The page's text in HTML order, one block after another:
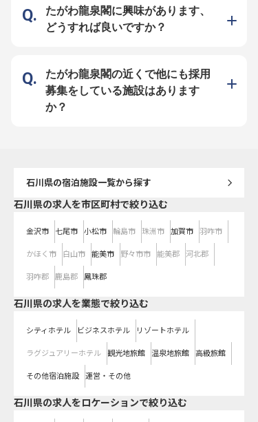
【温かい仲間と成長できる職場環
境】 新しい料理のアイデアを試食
会で提案し、皆で意見を出し合いな
がらより良いものへと高めていく、
も完備しており、新しい環境でのス
タートも安心。 月10,000円で快適
な生活を送りながら、和食の道を極
めていきませんか。 ※2026年03月
06日時点の情報です
大切な役割を担い、あなたの細やか
な気配りが光る場所です。 ーー
【安心して長く働ける充実のサポー
ト体制】 月給207,900円からスター
通勤も便利で、新生活を安心して始
められます。 残業は月平均3時間と
少なく、プライベートの時間も大切
にできます。 さらに、産前産後・
して、お
たがわ龍泉閣に興味があります、
どうすれば良いですか？
たがわ龍泉閣の近くで他にも採用
募集をしている施設はあります
か？
石川県の宿泊施設一覧から探す
石川県の求人を市区町村で絞り込む
金沢市 七尾市 小松市 輪島市 珠洲市 加賀市 羽咋市
かほく市 白山市 能美市 野々市市 能美郡 河北郡
羽咋郡 鹿島郡 鳳珠郡
石川県の求人を業態で絞り込む
シティホテル ビジネスホテル リゾートホテル
ラグジュアリーホテル 観光地旅館 温泉地旅館 高級旅館
その他宿泊施設 運営・その他
石川県の求人をロケーションで絞り込む